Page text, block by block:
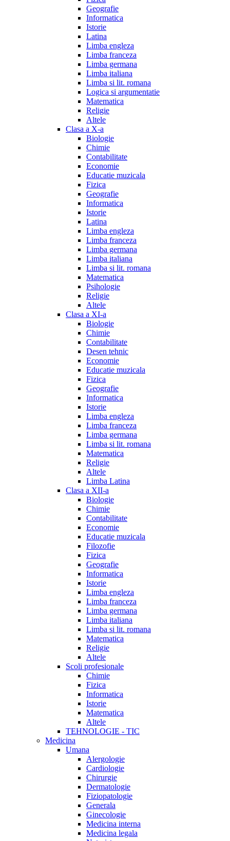
Geografie
Informatica
Istorie
Latina
Limba engleza
Limba franceza
Limba germana
Limba italiana
Limba si lit. romana
Logica si argumentatie
Matematica
Religie
Altele
Clasa a X-a
Biologie
Chimie
Contabilitate
Economie
Educatie muzicala
Fizica
Geografie
Informatica
Istorie
Latina
Limba engleza
Limba franceza
Limba germana
Limba italiana
Limba si lit. romana
Matematica
Psihologie
Religie
Altele
Clasa a XI-a
Biologie
Chimie
Contabilitate
Desen tehnic
Economie
Educatie muzicala
Fizica
Geografie
Informatica
Istorie
Limba engleza
Limba franceza
Limba germana
Limba si lit. romana
Matematica
Religie
Altele
Limba Latina
Clasa a XII-a
Biologie
Chimie
Contabilitate
Economie
Educatie muzicala
Filozofie
Fizica
Geografie
Informatica
Istorie
Limba engleza
Limba franceza
Limba germana
Limba italiana
Limba si lit. romana
Matematica
Religie
Altele
Scoli profesionale
Chimie
Fizica
Informatica
Istorie
Matematica
Altele
TEHNOLOGIE - TIC
Medicina
Umana
Alergologie
Cardiologie
Chirurgie
Dermatologie
Fiziopatologie
Generala
Ginecologie
Medicina interna
Medicina legala